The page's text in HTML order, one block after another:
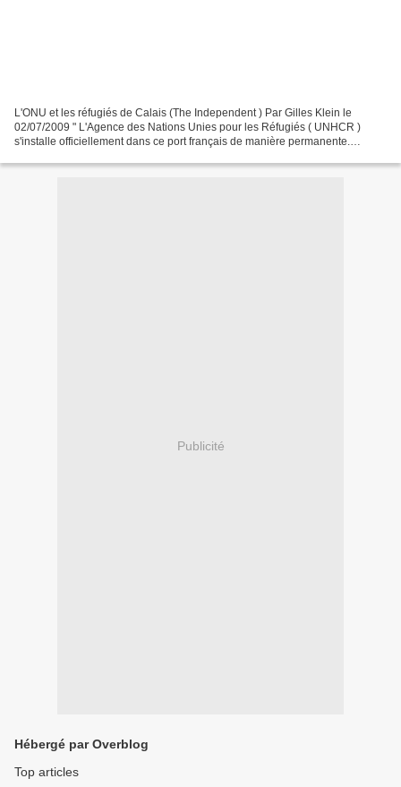
L'ONU et les réfugiés de Calais (The Independent ) Par Gilles Klein le
02/07/2009 " L'Agence des Nations Unies pour les Réfugiés ( UNHCR )
s'installe officiellement dans ce port français de manière permanente.
Publicité
Hébergé par Overblog
Top articles